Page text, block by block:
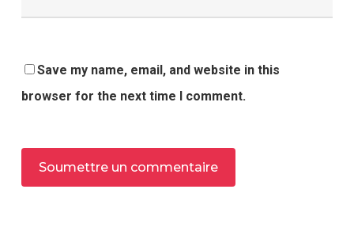
Save my name, email, and website in this
browser for the next time I comment.